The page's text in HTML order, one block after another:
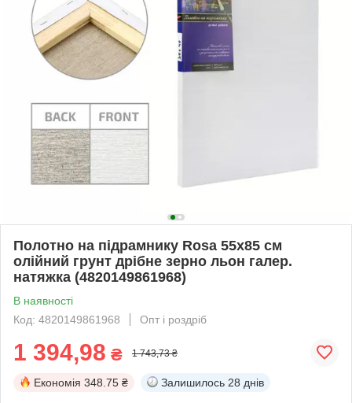
Полотно на підрамнику Rosa 55x85 см
олійний грунт дрібне зерно льон галер.
натяжка (4820149861968)
В наявності
Код: 4820149861968
Опт і роздріб
1 394,98 ₴ 1 743,73 ₴
Економія 348.75 ₴ Залишилось 28 днів